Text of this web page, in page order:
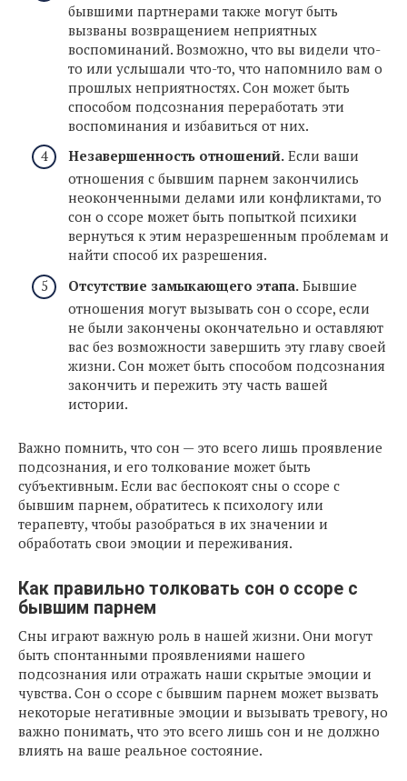
бывшими партнерами также могут быть
вызваны возвращением неприятных
воспоминаний. Возможно, что вы видели что-
то или услышали что-то, что напомнило вам о
прошлых неприятностях. Сон может быть
способом подсознания переработать эти
воспоминания и избавиться от них.
Незавершенность отношений. Если ваши
отношения с бывшим парнем закончились
неоконченными делами или конфликтами, то
сон о ссоре может быть попыткой психики
вернуться к этим неразрешенным проблемам и
найти способ их разрешения.
Отсутствие замыкающего этапа. Бывшие
отношения могут вызывать сон о ссоре, если
не были закончены окончательно и оставляют
вас без возможности завершить эту главу своей
жизни. Сон может быть способом подсознания
закончить и пережить эту часть вашей
истории.
Важно помнить, что сон — это всего лишь проявление
подсознания, и его толкование может быть
субъективным. Если вас беспокоят сны о ссоре с
бывшим парнем, обратитесь к психологу или
терапевту, чтобы разобраться в их значении и
обработать свои эмоции и переживания.
Как правильно толковать сон о ссоре с
бывшим парнем
Сны играют важную роль в нашей жизни. Они могут
быть спонтанными проявлениями нашего
подсознания или отражать наши скрытые эмоции и
чувства. Сон о ссоре с бывшим парнем может вызвать
некоторые негативные эмоции и вызывать тревогу, но
важно понимать, что это всего лишь сон и не должно
влиять на ваше реальное состояние.